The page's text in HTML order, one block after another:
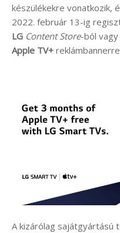
készülékekre vonatkozik,
2022. február 13-ig
LG Content Store-ból
Apple TV+
A kizárólag sajátgyártású